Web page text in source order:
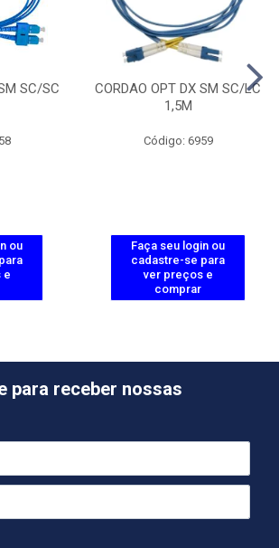
SC/SC
ou
e
CORDAO OPT DX SM SC/LC
1,5M
Código: 6959
Faça seu login ou
cadastre-se para
ver preços e
comprar
para receber nossas